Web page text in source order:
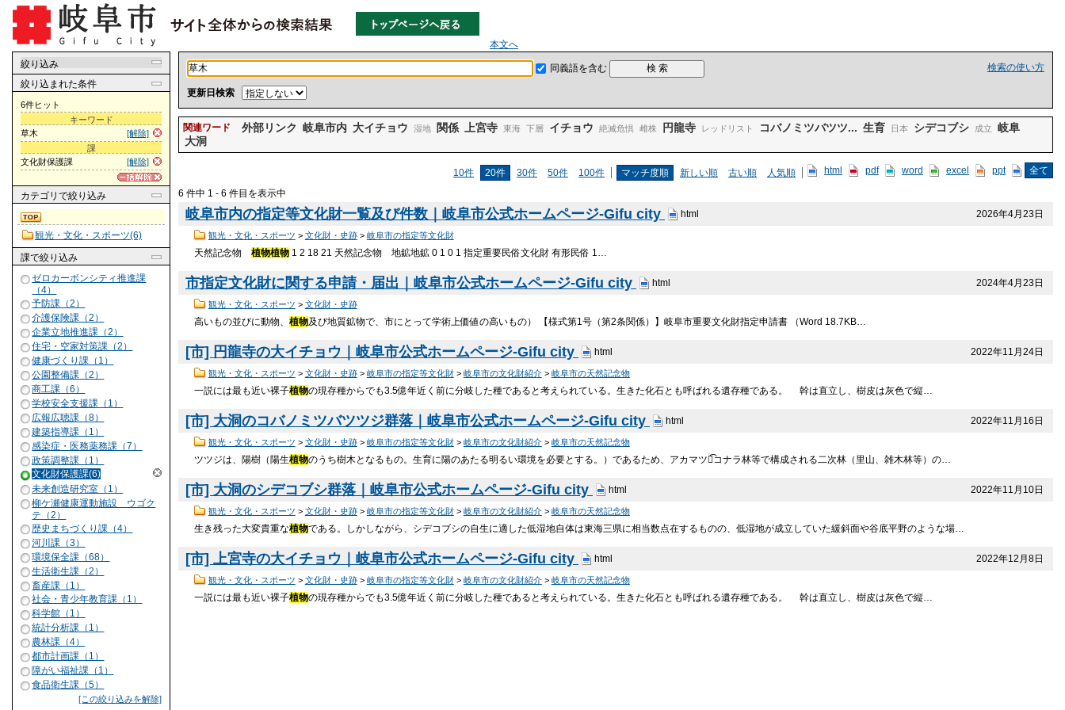
本文へ
絞り込み
絞り込まれた条件
6件ヒット
キーワード
[解除]
草木
課
[解除]
文化財保護課
カテゴリ で絞り込み
観光・文化・スポーツ(6)
課で絞り込み
ゼロカーボンシティ推進課
（4）
予防課（2）
介護保険課（2）
企業立地推進課（2）
住宅・空家対策課（2）
健康づくり課（1）
公園整備課（2）
商工課（6）
学校安全支援課（1）
広報広聴課（8）
建築指導課（1）
感染症・医務薬務課（7）
政策調整課（1）
文化財保護課(6)
未来創造研究室（1）
柳ケ瀬健康運動施設 ウゴク
テ（2）
歴史まちづくり課（4）
河川課（3）
環境保全課（68）
生活衛生課（2）
畜産課（1）
社会・青少年教育課（1）
科学館（1）
統計分析課（1）
農林課（4）
都市計画課（1）
障がい福祉課（1）
食品衛生課（5）
[この絞り込みを解除]
検索の使い方
同義語を含む
更新日検索
関連ワード 外部リンク 岐阜市内 大イチョウ 湿地 関係 上宮寺 東海 下層 イチョウ 絶滅危惧 雌株 円龍寺 レッドリスト コバノミツバツツ... 生育 日本 シデコブシ 成立
岐阜
大洞
10件 20件 30件 50件 100件 マッチ度順 新しい順 古い順 人気順 html pdf word excel ppt 全て
6 件中 1 - 6 件目を表示中
2026年4月23日
岐阜市内の指定等文化財一覧及び件数｜岐阜市公式ホームページ-Gifu city html
観光・文化・スポーツ > 文化財・史跡> 岐阜市の指定等文化財
天然記念物植物植物 1 2 18 21 天然記念物 地鉱地鉱 0 1 0 1 指定重要民俗文化財 有形民俗 1…
2024年4月23日
市指定文化財に関する申請・届出｜岐阜市公式ホームページ-Gifu city html
観光・文化・スポーツ > 文化財・史跡
高いもの並びに動物、植物及び地質鉱物で、市にとって学術上価値の高いもの） 【様式第1号（第2条関係）】岐阜市重要文化財指定申請書 （Word 18.7KB…
2022年11月24日
[市] 円龍寺の大イチョウ｜岐阜市公式ホームページ-Gifu city html
観光・文化・スポーツ > 文化財・史跡> 岐阜市の指定等文化財> 岐阜市の文化財紹介> 岐阜市の天然記念物
一説には最も近い裸子植物の現存種からでも3.5億年近く前に分岐した種であると考えられている。生きた化石とも呼ばれる遺存種である。 幹は直立し、樹皮は灰色で縦…
2022年11月16日
[市] 大洞のコバノミツバツツジ群落｜岐阜市公式ホームページ-Gifu city html
観光・文化・スポーツ > 文化財・史跡> 岐阜市の指定等文化財> 岐阜市の文化財紹介> 岐阜市の天然記念物
ツツジは、陽樹（陽生植物のうち樹木となるもの。生育に陽のあたる明るい環境を必要とする。）であるため、アカマツや͡コナラ林等で構成される二次林（里山、雑木林等）の…
2022年11月10日
[市] 大洞のシデコブシ群落｜岐阜市公式ホームページ-Gifu city html
観光・文化・スポーツ > 文化財・史跡> 岐阜市の指定等文化財> 岐阜市の文化財紹介> 岐阜市の天然記念物
生き残った大変貴重な植物である。しかしながら、シデコブシの自生に適した低湿地自体は東海三県に相当数点在するものの、低湿地が成立していた緩斜面や谷底平野のような場…
2022年12月8日
[市] 上宮寺の大イチョウ｜岐阜市公式ホームページ-Gifu city html
観光・文化・スポーツ > 文化財・史跡> 岐阜市の指定等文化財> 岐阜市の文化財紹介> 岐阜市の天然記念物
一説には最も近い裸子植物の現存種からでも3.5億年近く前に分岐した種であると考えられている。生きた化石とも呼ばれる遺存種である。 幹は直立し、樹皮は灰色で縦…